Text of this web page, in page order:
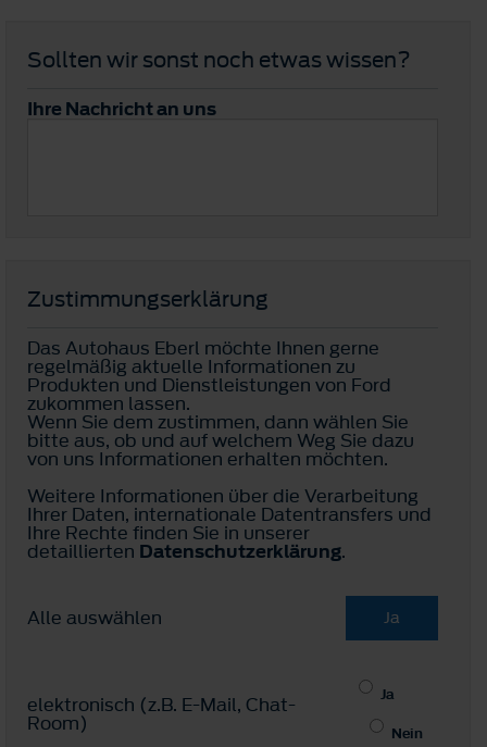
Sollten wir sonst noch etwas wissen?
Ihre Nachricht an uns
Zustimmungserklärung
Das Autohaus Eberl möchte Ihnen gerne
regelmäßig aktuelle Informationen zu
Produkten und Dienstleistungen von Ford
zukommen lassen.
Wenn Sie dem zustimmen, dann wählen Sie
bitte aus, ob und auf welchem Weg Sie dazu
von uns Informationen erhalten möchten.
Weitere Informationen über die Verarbeitung
Ihrer Daten, internationale Datentransfers und
Ihre Rechte finden Sie in unserer
detaillierten Datenschutzerklärung.
Alle auswählen Ja
elektronisch (z.B. E-Mail, Chat-
Room)
Ja
Nein